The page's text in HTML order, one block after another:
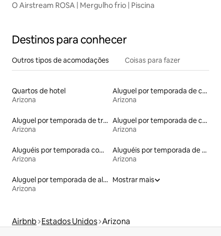
O Airstream ROSA | Mergulho frio | Piscina
Destinos para conhecer
Outros tipos de acomodações Coisas para fazer
Quartos de hotel
Arizona
Aluguel por temporada de casas de veraneio
Arizona
Aluguel por temporada de trailers
Arizona
Aluguel por temporada de contêineres
Arizona
Aluguéis por temporada com suítes privativas
Arizona
Aluguéis por temporada de acomodações de luxo
Arizona
Aluguel por temporada de alojamentos ecológicos
Arizona
Mostrar mais
Airbnb Estados Unidos Arizona